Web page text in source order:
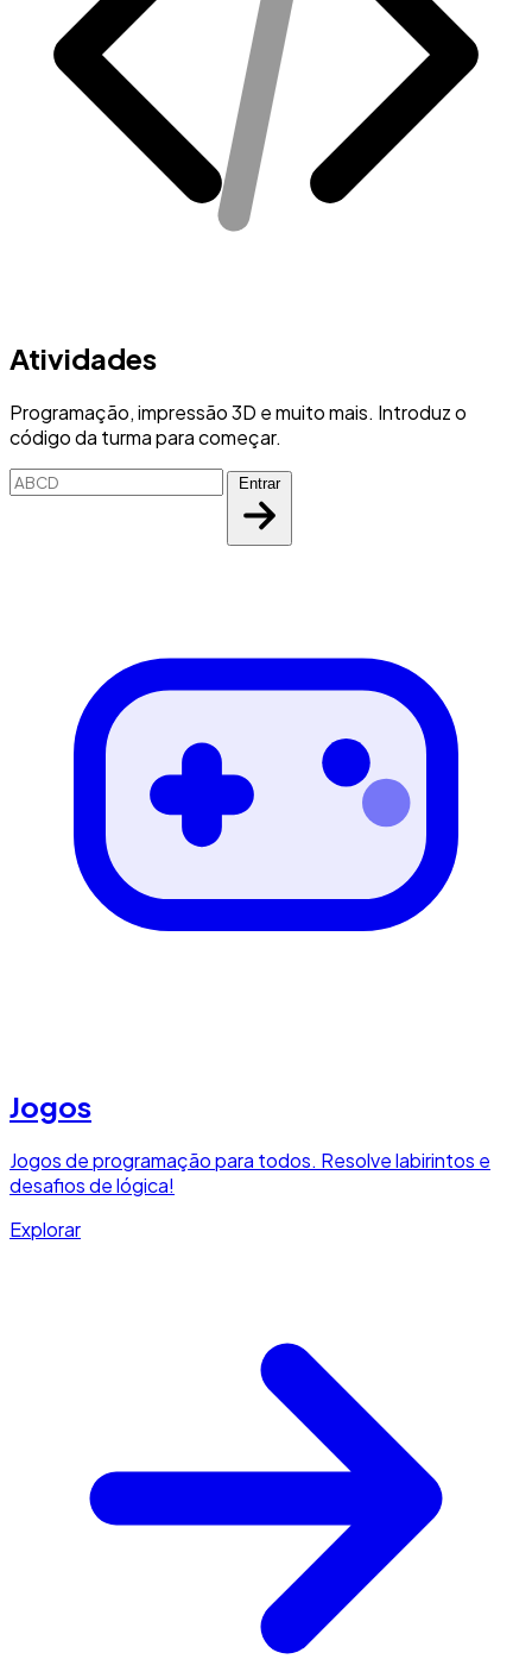
Atividades
Programação, impressão 3D e muito mais. Introduz o
código da turma para começar.
Entrar
Jogos
Jogos de programação para todos. Resolve labirintos e
desafios de lógica!
Explorar